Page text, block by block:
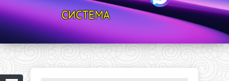
СИСТЕМА